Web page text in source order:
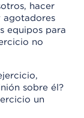
hacer
agotadores
equipos para
no
sobre él?
un